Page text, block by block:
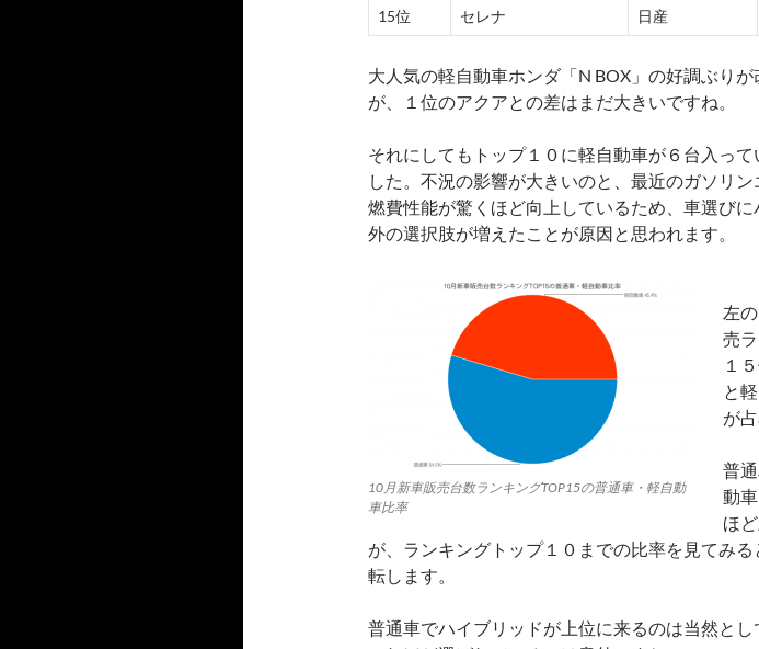
15位 セレナ 日産
大人気の軽自動車ホンダ「N BOX」の好調ぶり
が、１位のアクアとの差はまだ大きいですね。
それにしてもトップ１０に軽自動車が６台入って
した。不況の影響が大きいのと、最近のガソリ
燃費性能が驚くほど向上しているため、車選びに
外の選択肢が増えたことが原因と思われます。
10月新車販売台数ランキングTOP15の普通車・軽自動
車比率
左
売
１
と
が
普
動
ほ
が、ランキングトップ１０までの比率を見てみ
転します。
普通車でハイブリッドが上位に来るのは当然と